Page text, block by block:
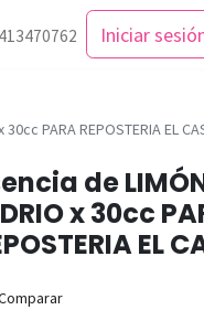
Iniciar
PARA REPOSTERIA EL
de
x 30cc
EL